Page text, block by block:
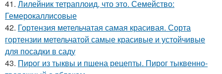
41. Лилейник тетраплоид, что это. Семейство:
Гемерокаллисовые
42. Гортензия метельчатая самая красивая. Сорта
гортензии метельчатой самые красивые и устойчивые
для посадки в саду
43. Пирог из тыквы и пшена рецепты. Пирог тыквенно-